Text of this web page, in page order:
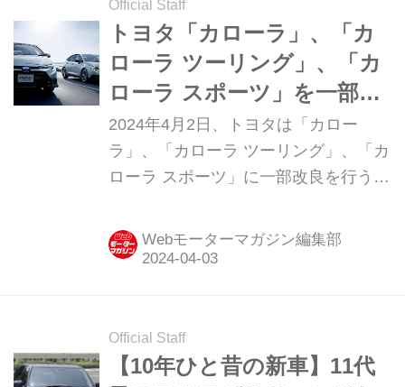
Official Staff
トヨタ「カローラ」、「カ
ローラ ツーリング」、「カ
ローラ スポーツ」を一部改
良。併せて「カローラ」／
「カローラ ツーリング」に
特別仕様車「アクティブ ス
2024年4月2日、トヨタは「カロー
ラ」、「カローラ ツーリング」、「カ
ローラ スポーツ」に一部改良を行うと
ラ ツーリング」にスポーツライクな特
別仕様車「アクティブ スポーツ
Webモーターマガジン編集部
Official Staff
【10年ひと昔の新車】11代